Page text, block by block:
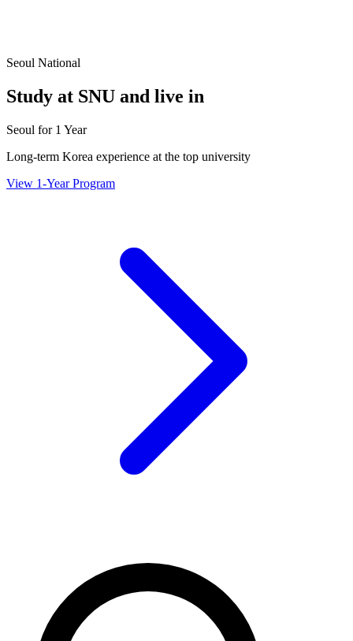
Seoul National
Study at SNU and live in
Seoul for 1 Year
Long-term Korea experience at the top university
View 1-Year Program